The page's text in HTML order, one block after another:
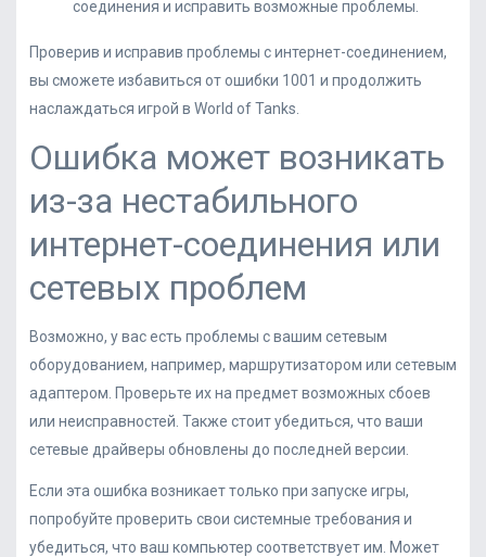
соединения и исправить возможные проблемы.
Проверив и исправив проблемы с интернет-соединением,
вы сможете избавиться от ошибки 1001 и продолжить
наслаждаться игрой в World of Tanks.
Ошибка может возникать
из-за нестабильного
интернет-соединения или
сетевых проблем
Возможно, у вас есть проблемы с вашим сетевым
оборудованием, например, маршрутизатором или сетевым
адаптером. Проверьте их на предмет возможных сбоев
или неисправностей. Также стоит убедиться, что ваши
сетевые драйверы обновлены до последней версии.
Если эта ошибка возникает только при запуске игры,
попробуйте проверить свои системные требования и
убедиться, что ваш компьютер соответствует им. Может